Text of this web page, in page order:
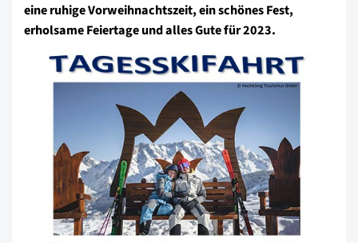
eine ruhige Vorweihnachtszeit, ein schönes Fest,
erholsame Feiertage und alles Gute für 2023.